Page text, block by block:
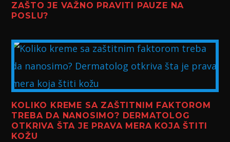
ZAŠTO JE VAŽNO PRAVITI PAUZE NA
POSLU?
KOLIKO KREME SA ZAŠTITNIM FAKTOROM
TREBA DA NANOSIMO? DERMATOLOG
OTKRIVA ŠTA JE PRAVA MERA KOJA ŠTITI
KOŽU